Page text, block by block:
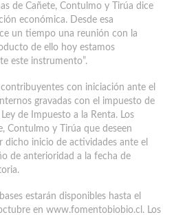
de Cañete, Contulmo y Tirúa dice
económica. Desde esa
un tiempo una reunión con la
de ello hoy estamos
este instrumento”.
con iniciación ante el
gravadas con el impuesto de
de Impuesto a la Renta. Los
Contulmo y Tirúa que deseen
dicho inicio de actividades ante el
de anterioridad a la fecha de
estarán disponibles hasta el
en www.fomentobiobio.cl. Los